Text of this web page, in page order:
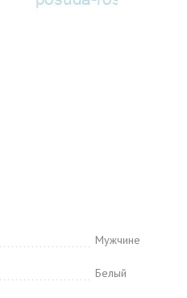
Мужчине
Белый